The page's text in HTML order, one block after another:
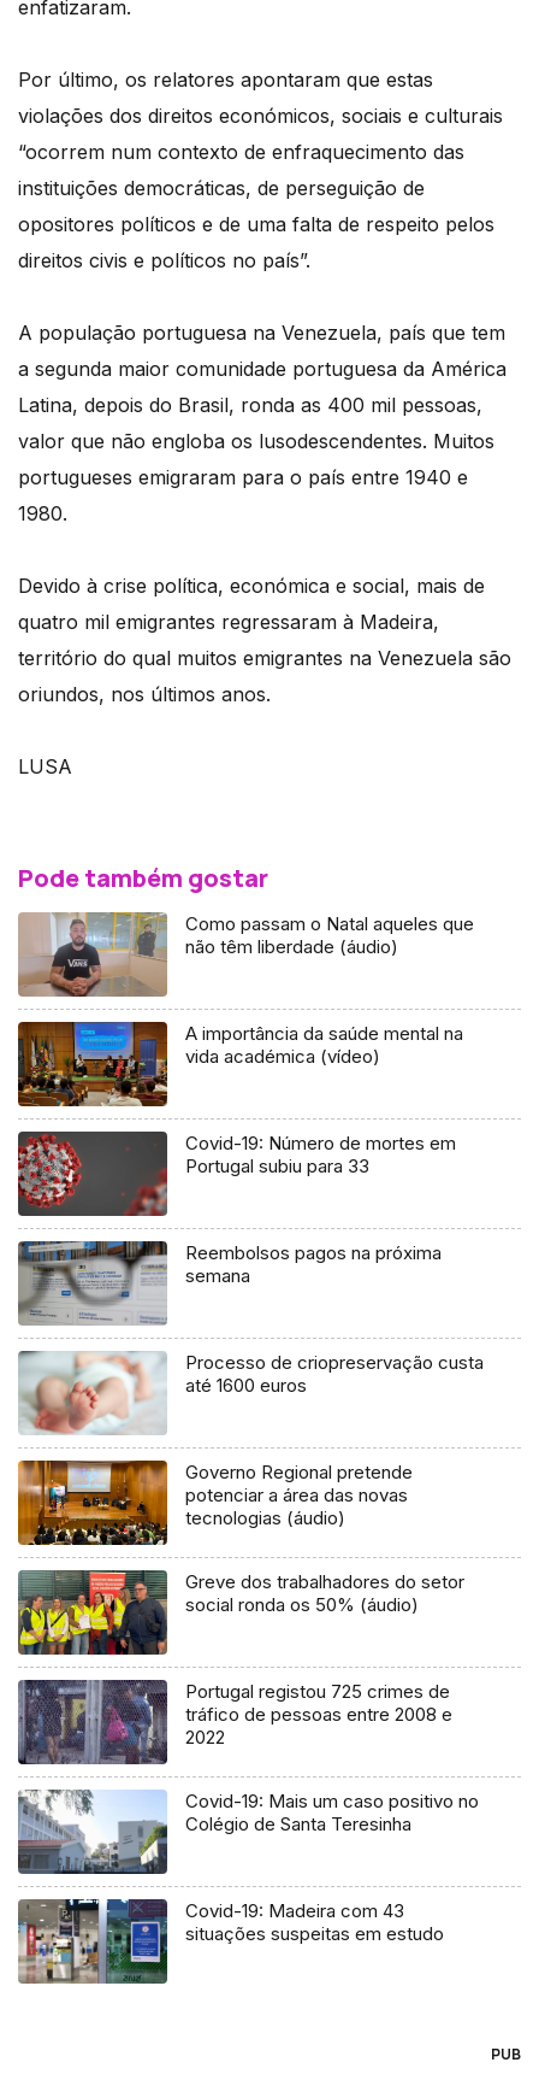
enfatizaram.
Por último, os relatores apontaram que estas
violações dos direitos económicos, sociais e culturais
“ocorrem num contexto de enfraquecimento das
instituições democráticas, de perseguição de
opositores políticos e de uma falta de respeito pelos
direitos civis e políticos no país”.
A população portuguesa na Venezuela, país que tem
a segunda maior comunidade portuguesa da América
Latina, depois do Brasil, ronda as 400 mil pessoas,
valor que não engloba os lusodescendentes. Muitos
portugueses emigraram para o país entre 1940 e
1980.
Devido à crise política, económica e social, mais de
quatro mil emigrantes regressaram à Madeira,
território do qual muitos emigrantes na Venezuela são
oriundos, nos últimos anos.
LUSA
Pode também gostar
Como passam o Natal aqueles que
não têm liberdade (áudio)
A importância da saúde mental na
vida académica (vídeo)
Covid-19: Número de mortes em
Portugal subiu para 33
Reembolsos pagos na próxima
semana
Processo de criopreservação custa
até 1600 euros
Governo Regional pretende
potenciar a área das novas
tecnologias (áudio)
Greve dos trabalhadores do setor
social ronda os 50% (áudio)
Portugal registou 725 crimes de
tráfico de pessoas entre 2008 e
2022
Covid-19: Mais um caso positivo no
Colégio de Santa Teresinha
Covid-19: Madeira com 43
situações suspeitas em estudo
PUB